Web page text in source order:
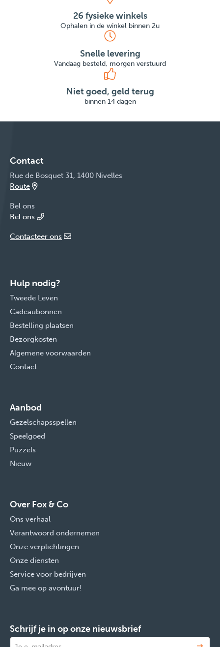
26 fysieke winkels
Ophalen in de winkel binnen 2u
Snelle levering
Vandaag besteld, morgen verstuurd
Niet goed, geld terug
binnen 14 dagen
Contact
Rue de Bosquet 31, 1400 Nivelles
Route
Bel ons
Bel ons
Contacteer ons
Hulp nodig?
Tweede Leven
Cadeaubonnen
Bestelling plaatsen
Bezorgkosten
Algemene voorwaarden
Contact
Aanbod
Gezelschapsspellen
Speelgoed
Puzzels
Nieuw
Over Fox & Co
Ons verhaal
Verantwoord ondernemen
Onze verplichtingen
Onze diensten
Service voor bedrijven
Ga mee op avontuur!
Schrijf je in op onze nieuwsbrief